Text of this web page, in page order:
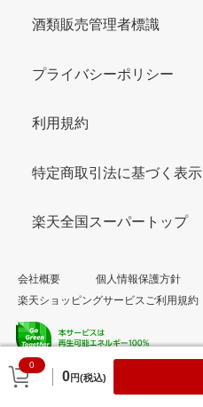
0
0円(税込)
酒類販売管理者標識
プライバシーポリシー
利用規約
特定商取引法に基づく表示
楽天全国スーパートップ
会社概要
個人情報保護方針
楽天ショッピングサービスご利用規約
© Rakuten Group, Inc.